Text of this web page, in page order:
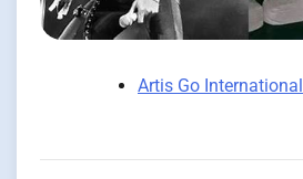
Artis Go International